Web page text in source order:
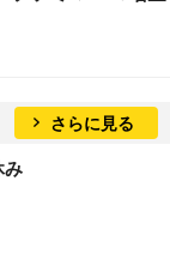
さらに見る
み